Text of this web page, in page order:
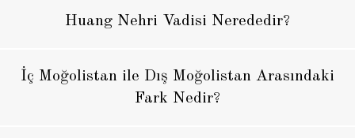
Huang Nehri Vadisi Nerededir?
İç Moğolistan ile Dış Moğolistan Arasındaki
Fark Nedir?